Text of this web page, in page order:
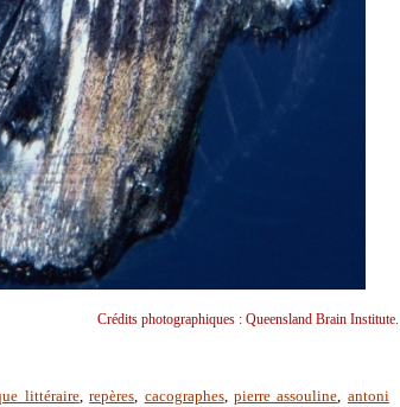
Crédits photographiques : Queensland Brain Institute.
littéraire,repères, cacographes,pierre assouline, antoni